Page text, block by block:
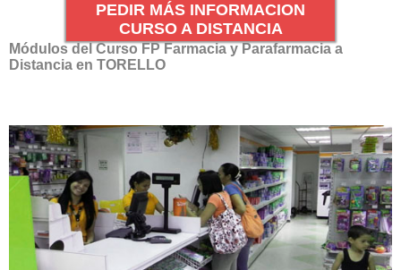
PEDIR MÁS INFORMACION
CURSO A DISTANCIA
Módulos del Curso FP Farmacia y Parafarmacia a
Distancia en TORELLO